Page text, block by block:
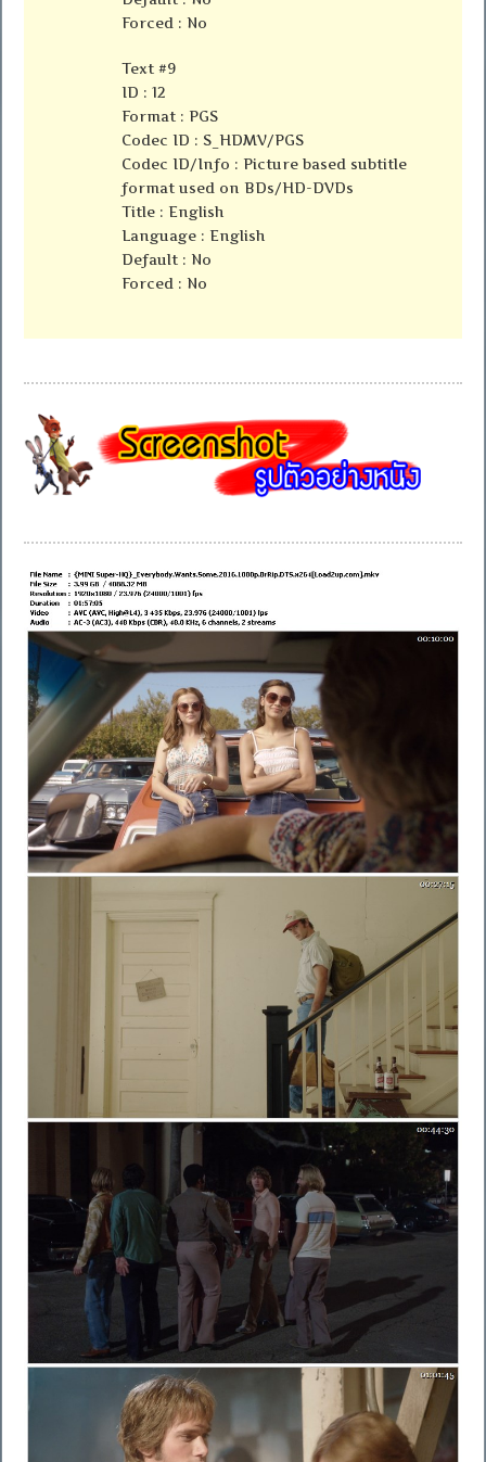
Forced : No
Text #9
ID : 12
Format : PGS
Codec ID : S_HDMV/PGS
Codec ID/Info : Picture based subtitle
format used on BDs/HD-DVDs
Title : English
Language : English
Default : No
Forced : No